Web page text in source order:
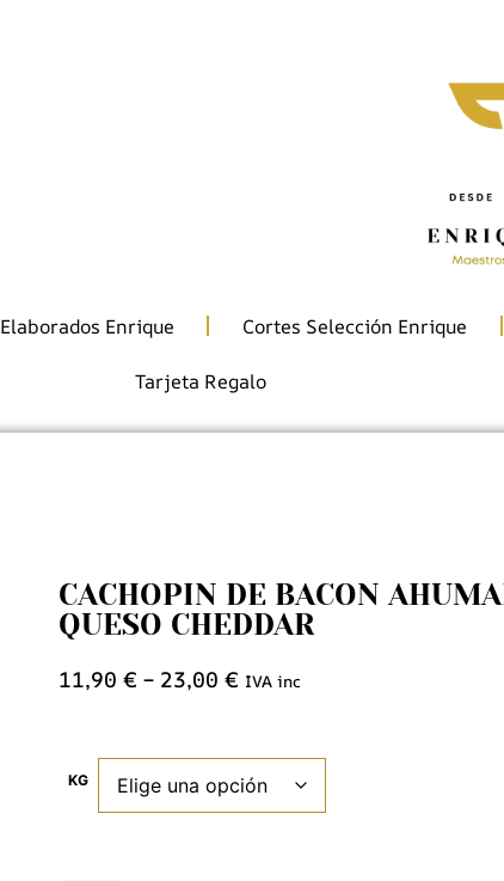
Elaborados Enrique Cortes Selección Enrique
Tarjeta Regalo
CACHOPIN DE BACON
QUESO CHEDDAR
11,90 € – 23,00 € IVA inc
KG